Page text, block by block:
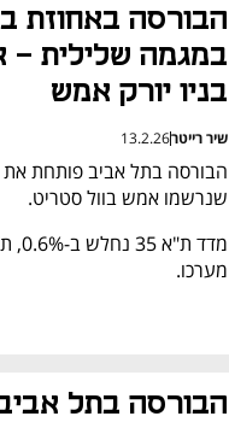
בניו יורק אמש
שיר רייטר13.2.26
שנרשמו אמש בוול סטריט.
מערכו.